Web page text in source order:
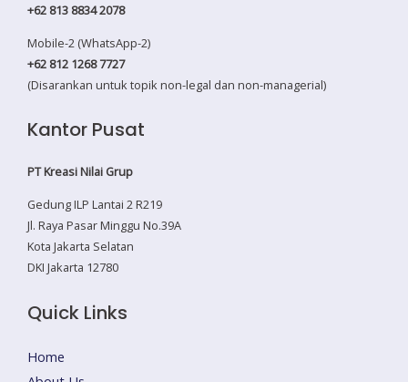
+62 813 8834 2078
Mobile-2 (WhatsApp-2)
+62 812 1268 7727
(Disarankan untuk topik non-legal dan non-managerial)
Kantor Pusat
PT Kreasi Nilai Grup
Gedung ILP Lantai 2 R219
Jl. Raya Pasar Minggu No.39A
Kota Jakarta Selatan
DKI Jakarta 12780
Quick Links
Home